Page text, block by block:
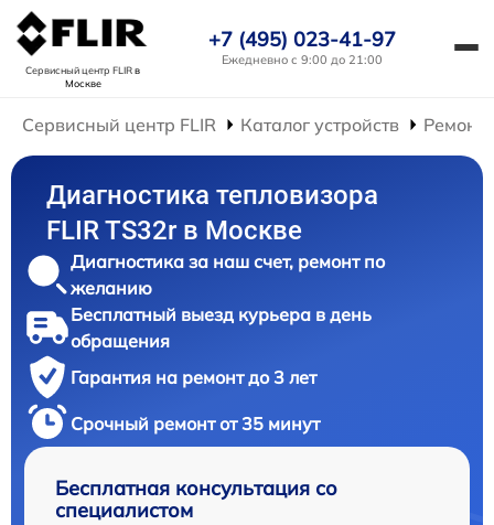
Сервисный центр FLIRв
Москве
+7 (495) 023-41-97
Ежедневно с 9:00 до 21:00
Сервисный центр FLIR Каталог устройств Ремонт
Диагностика тепловизора
FLIR TS32r в Москве
Диагностика за наш счет, ремонт по
желанию
Бесплатный выезд курьера в день
обращения
Гарантия на ремонт до 3 лет
Срочный ремонт от 35 минут
Бесплатная консультация со
специалистом